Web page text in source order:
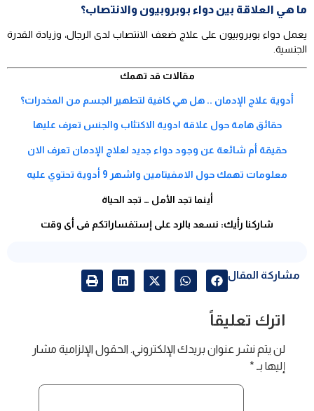
ما هي العلاقة بين دواء بوبروبيون والانتصاب؟
يعمل دواء بوبروبيون على علاج ضعف الانتصاب لدى الرجال، وزيادة القدرة
الجنسية.
مقالات قد تهمك
أدوية علاج الإدمان .. هل هي كافية لتطهير الجسم من المخدرات؟
حقائق هامة حول علاقة ادوية الاكتئاب والجنس تعرف عليها
حقيقة أم شائعة عن وجود دواء جديد لعلاج الإدمان تعرف الان
معلومات تهمك حول الامفيتامين واشهر 9 أدوية تحتوي عليه
أينما تجد الأمل … تجد الحياة
شاركنا رأيك: نسعد بالرد على إستفساراتكم فى أى وقت
مشاركة المقال
اترك تعليقاً
لن يتم نشر عنوان بريدك الإلكتروني. الحقول الإلزامية مشار
إليها بـ *